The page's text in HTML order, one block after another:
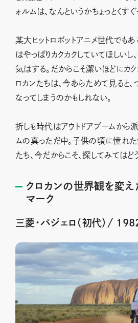
ォルムは、なんというかちょっとくすぐ
某大ヒットロボットアニメ世代でもあ
はやっぱりカクカクしていてほしいし
気はする。だからこそ潔いほどにカ
ロカンたちは、今あらためて見ると
なってしまうのかもしれない。
折しも時代はアウトドアブームから
ムの真っただ中。子供の頃に憧れ
たち、今だからこそ、探してみてはど
クロカンの世界観を変
マーク
三菱・パジェロ（初代）/